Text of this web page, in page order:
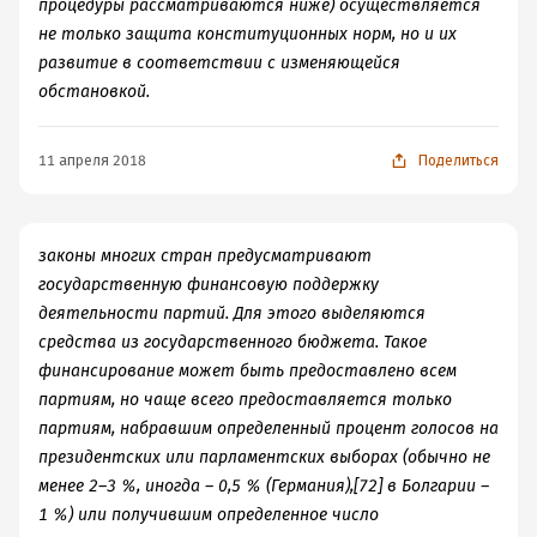
процедуры рассматриваются ниже) осуществляется
не только защита конституционных норм, но и их
развитие в соответствии с изменяющейся
обстановкой.
11 апреля 2018 Поделиться
законы многих стран предусматривают
государственную финансовую поддержку
деятельности партий. Для этого выделяются
средства из государственного бюджета. Такое
финансирование может быть предоставлено всем
партиям, но чаще всего предоставляется только
партиям, набравшим определенный процент голосов на
президентских или парламентских выборах (обычно не
менее 2–3 %, иногда – 0,5 % (Германия),[72] в Болгарии –
1 %) или получившим определенное число